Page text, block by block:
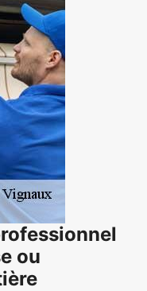
ou